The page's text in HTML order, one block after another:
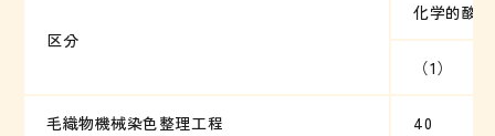
区分
化学的酸
（1）
毛織物機械染色整理工程 40